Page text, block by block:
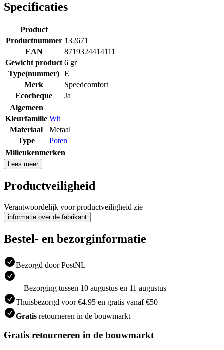
Specificaties
Product
Productnummer 132671
EAN
8719324414111
Gewicht product 6 gr
Type(nummer) E
Merk
Speedcomfort
Ecocheque
Ja
Algemeen
Kleurfamilie Wit
Materiaal
Metaal
Type
Poten
Milieukenmerken
Lees meer
Productveiligheid
Verantwoordelijk voor productveiligheid zie
informatie over de fabrikant
Bestel- en bezorginformatie
Bezorgd door PostNL
Bezorging tussen 10 augustus en 11 augustus
Thuisbezorgd voor €4.95 en gratis vanaf €50
Gratis retourneren in de bouwmarkt
Gratis retourneren in de bouwmarkt